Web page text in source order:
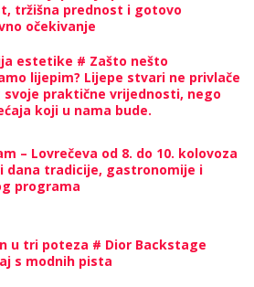
tržišna prednost i gotovo
očekivanje
estetike # Zašto nešto
lijepim? Lijepe stvari ne privlače
svoje praktične vrijednosti, nego
koji u nama bude.
– Lovrečeva od 8. do 10. kolovoza
dana tradicije, gastronomije i
programa
u tri poteza # Dior Backstage
s modnih pista